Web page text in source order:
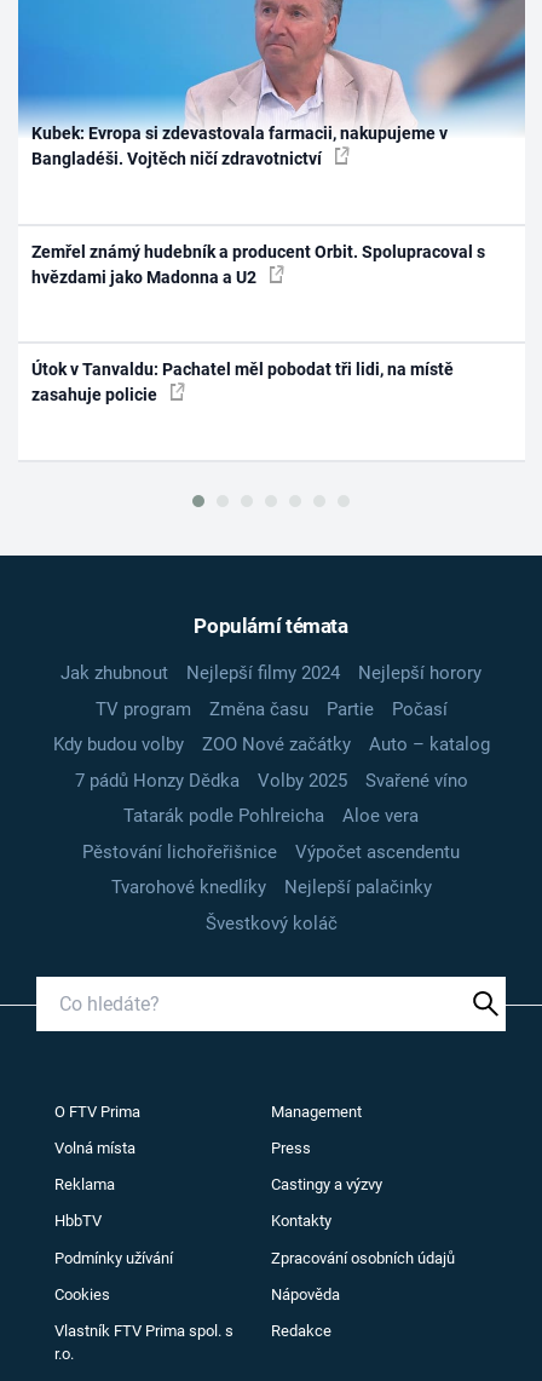
Kubek: Evropa si zdevastovala farmacii, nakupujeme v
Bangladéši. Vojtěch ničí zdravotnictví
Zemřel známý hudebník a producent Orbit. Spolupracoval s
hvězdami jako Madonna a U2
Útok v Tanvaldu: Pachatel měl pobodat tři lidi, na místě
zasahuje policie
Populární témata
Jak zhubnout Nejlepší filmy 2024
Nejlepší horory
TV program
Změna času Partie
Počasí
Kdy budou volby
ZOO Nové začátky
Auto – katalog
7 pádů Honzy Dědka
Volby 2025
Svařené víno
Tatarák podle Pohlreicha
Aloe vera
Pěstování lichořeřišnice
Výpočet ascendentu
Tvarohové knedlíky
Nejlepší palačinky
Švestkový koláč
O FTV Prima Management
Volná místa Press
Reklama Castingy a výzvy
HbbTV Kontakty
Podmínky užívání Zpracování osobních údajů
Cookies Nápověda
Vlastník FTV Prima spol. s
r.o.
Redakce